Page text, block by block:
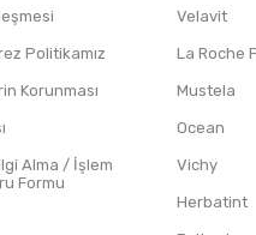
Politikamız
Korunması
Alma / İşlem
Formu
Velavit
La Roche
Mustela
Ocean
Vichy
Herbatint